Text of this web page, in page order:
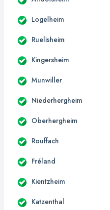
Logelheim
Ruelisheim
Kingersheim
Munwiller
Niederhergheim
Oberhergheim
Rouffach
Fréland
Kientzheim
Katzenthal